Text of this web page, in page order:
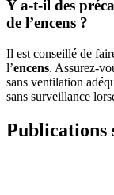
Y a-t-il des
de l’encens ?
Il est conseillé de
l’encens. Assurez-
sans ventilation
sans surveillance
Publications